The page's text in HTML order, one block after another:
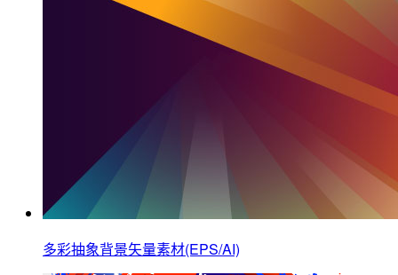
多彩抽象背景矢量素材(EPS/AI)